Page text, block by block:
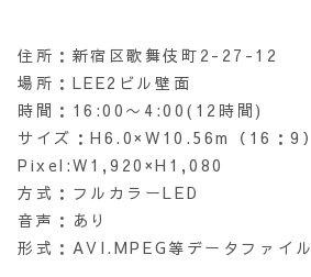
住所：新宿区歌舞伎町2-27-12
場所：LEE2ビル壁面
時間：16:00〜4:00(12時間)
サイズ：H6.0×W10.56m（16：9）
Pixel:W1,920×H1,080
方式：フルカラーLED
音声：あり
形式：AVI.MPEG等データファイル